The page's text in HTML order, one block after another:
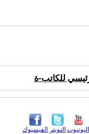
للكاتب-ة
الفيسبوك التويتر اليوتيوب